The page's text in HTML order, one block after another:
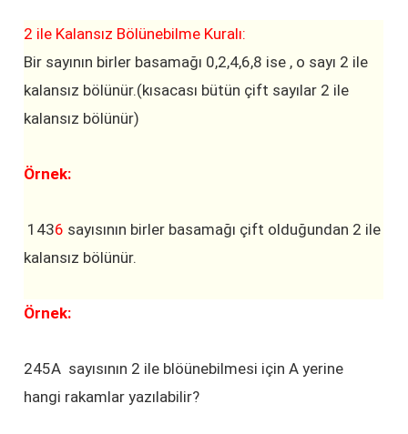
2 ile Kalansız Bölünebilme Kuralı:
Bir sayının birler basamağı 0,2,4,6,8 ise , o sayı 2 ile
kalansız bölünür.(kısacası bütün çift sayılar 2 ile
kalansız bölünür)
Örnek:
1436 sayısının birler basamağı çift olduğundan 2 ile
kalansız bölünür.
Örnek:
245A sayısının 2 ile blöünebilmesi için A yerine
hangi rakamlar yazılabilir?